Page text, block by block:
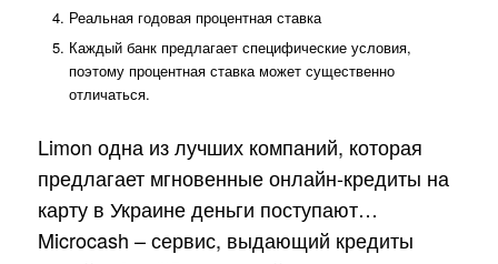
Реальная годовая процентная ставка
Каждый банк предлагает специфические условия,
поэтому процентная ставка может существенно
отличаться.
Limon одна из лучших компаний, которая
предлагает мгновенные онлайн-кредиты на
карту в Украине деньги поступают…
Microcash – сервис, выдающий кредиты